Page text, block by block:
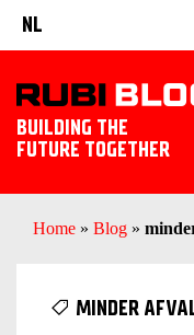
NL
BUILDING THE
FUTURE TOGETHER
HOME
Home » Blog »
MINDER